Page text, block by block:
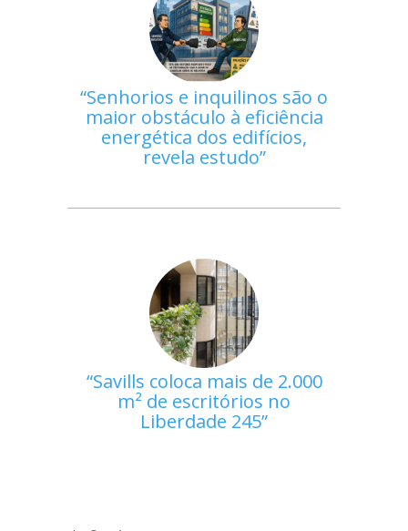
Senhorios e inquilinos são o
maior obstáculo à eficiência
energética dos edifícios,
revela estudo
Savills coloca mais de 2.000
m² de escritórios no
Liberdade 245